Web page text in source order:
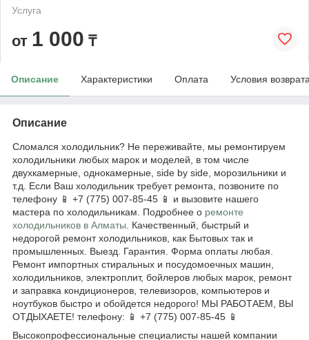
Услуга
от 1 000 ₸
Описание Характеристики Оплата Условия
Описание
Сломался холодильник? Не переживайте, мы ремонтируем
холодильники любых марок и моделей, в том числе
двухкамерные, однокамерные, side by side, морозильники и
т.д. Если Ваш холодильник требует ремонта, позвоните по
телефону 📱 +7 (775) 007-85-45 📱 и вызовите нашего
мастера по холодильникам. Подробнее о ремонте
холодильников в Алматы . Качественный, быстрый и
недорогой ремонт холодильников, как Бытовых так и
промышленных. Выезд. Гарантия. Форма оплаты любая.
Ремонт импортных стиральных и посудомоечных машин,
холодильников, электроплит, бойлеров любых марок, ремонт
и заправка кондиционеров, телевизоров, компьютеров и
ноутбуков быстро и обойдется недорого! МЫ РАБОТАЕМ, ВЫ
ОТДЫХАЕТЕ! телефону: 📱 +7 (775) 007-85-45 📱
Высокопрофессиональные специалисты нашей компании